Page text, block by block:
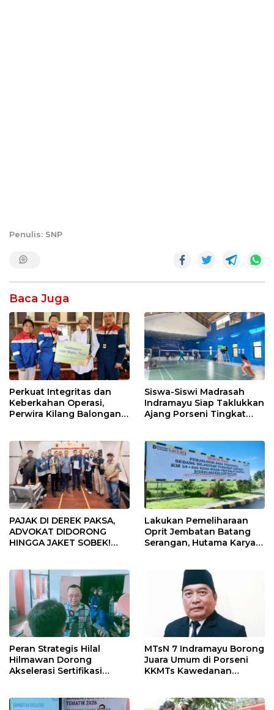
Penulis: SNP
Baca Juga
Perkuat Integritas dan
Keberkahan Operasi,
Perwira Kilang Balongan
Siswa-Siswi Madrasah
Indramayu Siap Taklukkan
Ajang Porseni Tingkat
PAJAK DI DEREK PAKSA,
ADVOKAT DIDORONG
HINGGA JAKET SOBEK!
Pekanbaru!
Lakukan Pemeliharaan
Oprit Jembatan Batang
Serangan, Hutama Karya
Peran Strategis Hilal
Hilmawan Dorong
Akselerasi Sertifikasi
Indramayu
MTsN 7 Indramayu Borong
Juara Umum di Porseni
KKMTs Kawedanan